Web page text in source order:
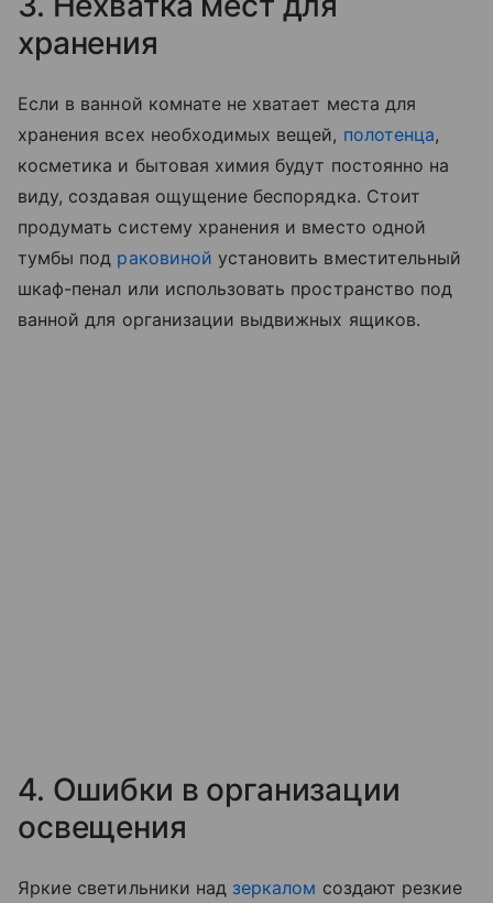
хранения
Если в ванной комнате не хватает места для
хранения всех необходимых вещей, полотенца,
косметика и бытовая химия будут постоянно на
виду, создавая ощущение беспорядка. Стоит
продумать систему хранения и вместо одной
тумбы под раковиной установить вместительный
шкаф-пенал или использовать пространство под
ванной для организации выдвижных ящиков.
4. Ошибки в организации
освещения
Яркие светильники над зеркалом создают резкие